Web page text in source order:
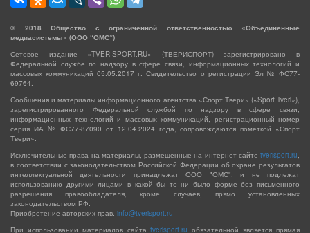
© 2018 Общество с ограниченной ответственностью «Объединенные
медиасистемы» (ООО “ОМС”)
Сетевое издание «TVERISPORT.RU» (ТВЕРИСПОРТ) зарегистрировано в
Федеральной службе по надзору в сфере связи, информационных технологий и
массовых коммуникаций 05.05.2017 г. Свидетельство о регистрации Эл № ФС77-
69764.
Сообщения и материалы информационного агентства «Спорт Твери» («Sport Tveri»),
зарегистрированного Федеральной службой по надзору в сфере связи,
информационных технологий и массовых коммуникаций, регистрационный номер
серия ИА № ФС77-87090 от 12.04.2024 года, сопровождаются пометкой «Спорт
Твери».
Исключительные права на материалы, размещённые на интернет-сайте tverisport.ru,
в соответствии с законодательством Российской Федерации об охране результатов
интеллектуальной деятельности принадлежат ООО "ОМС", и не подлежат
использованию другими лицами в какой бы то ни было форме без письменного
разрешения правообладателя, кроме случаев, прямо установленных
законодательством РФ.
Приобретение авторских прав: info@tverisport.ru
При использовании материалов сайтаtverisport.ru обязательной является прямая